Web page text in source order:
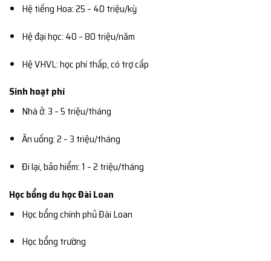
Hệ tiếng Hoa: 25 – 40 triệu/kỳ
Hệ đại học: 40 – 80 triệu/năm
Hệ VHVL: học phí thấp, có trợ cấp
Sinh hoạt phí
Nhà ở: 3 – 5 triệu/tháng
Ăn uống: 2 – 3 triệu/tháng
Đi lại, bảo hiểm: 1 – 2 triệu/tháng
Học bổng du học Đài Loan
Học bổng chính phủ Đài Loan
Học bổng trường